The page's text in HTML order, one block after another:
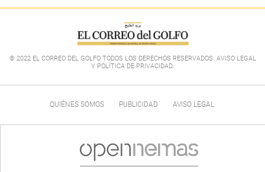
© 2022 EL CORREO DEL GOLFO TODOS LOS DERECHOS RESERVADOS. AVISO LEGAL
Y POLÍTICA DE PRIVACIDAD.
QUIÉNES SOMOS PUBLICIDAD AVISO LEGAL